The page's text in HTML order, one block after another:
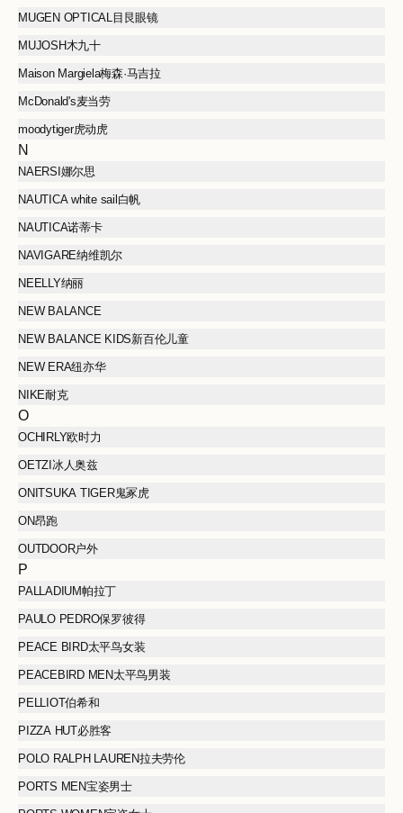
MUGEN OPTICAL目艮眼镜
MUJOSH木九十
Maison Margiela梅森·马吉拉
McDonald's麦当劳
moodytiger虎动虎
N
NAERSI娜尔思
NAUTICA white sail白帆
NAUTICA诺蒂卡
NAVIGARE纳维凯尔
NEELLY纳丽
NEW BALANCE
NEW BALANCE KIDS新百伦儿童
NEW ERA纽亦华
NIKE耐克
O
OCHIRLY欧时力
OETZI冰人奥兹
ONITSUKA TIGER鬼冢虎
ON昂跑
OUTDOOR户外
P
PALLADIUM帕拉丁
PAULO PEDRO保罗彼得
PEACE BIRD太平鸟女装
PEACEBIRD MEN太平鸟男装
PELLIOT伯希和
PIZZA HUT必胜客
POLO RALPH LAUREN拉夫劳伦
PORTS MEN宝姿男士